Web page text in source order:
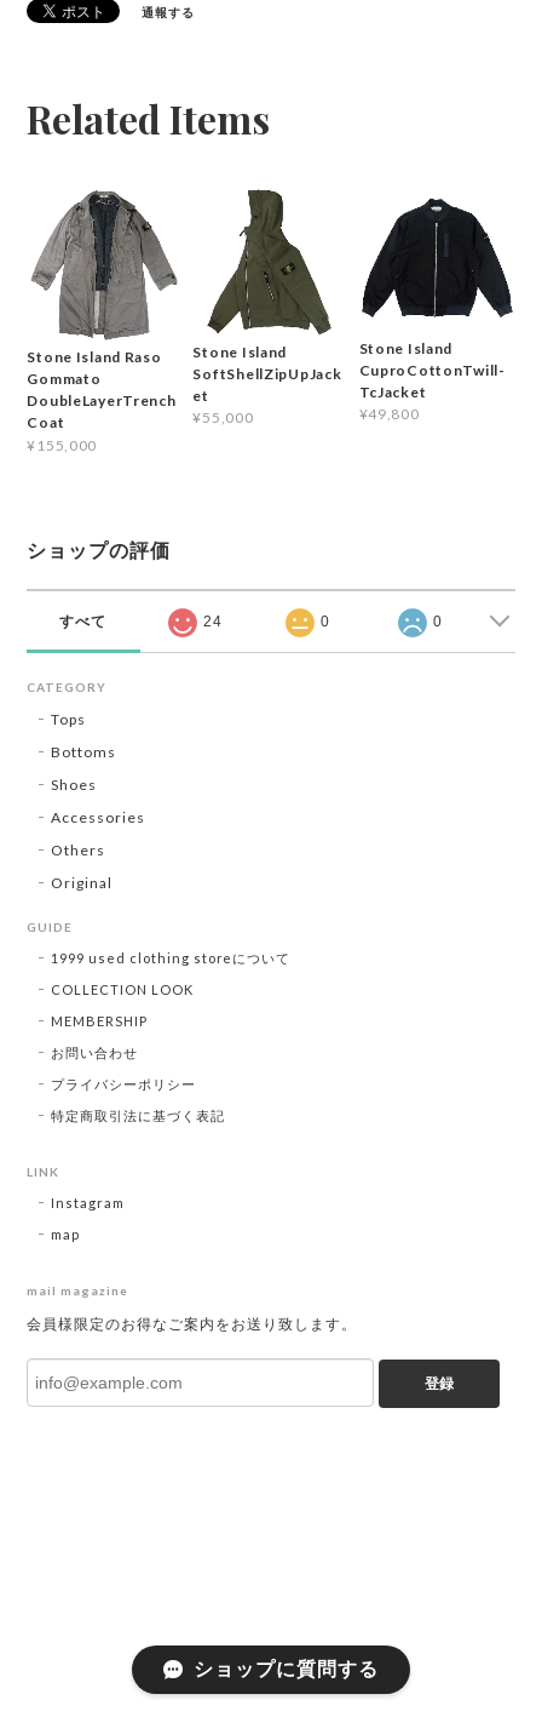
通報する
Related Items
Stone Island Raso
Gommato
DoubleLayerTrench
Coat
¥155,000
Stone Island
SoftShellZipUpJack
et
¥55,000
Stone Island
CuproCottonTwill-
TcJacket
¥49,800
ショップの評価
すべて 24 0 0
CATEGORY
Tops
Bottoms
Shoes
Accessories
Others
Original
GUIDE
1999 used clothing storeについて
COLLECTION LOOK
MEMBERSHIP
お問い合わせ
プライバシーポリシー
特定商取引法に基づく表記
LINK
Instagram
map
mail magazine
会員様限定のお得なご案内をお送り致します。
登録
ショップに質問する